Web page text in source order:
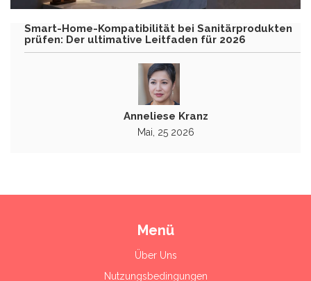
Smart-Home-Kompatibilität bei Sanitärprodukten
prüfen: Der ultimative Leitfaden für 2026
Anneliese Kranz
Mai, 25 2026
Menü
Über Uns
Nutzungsbedingungen